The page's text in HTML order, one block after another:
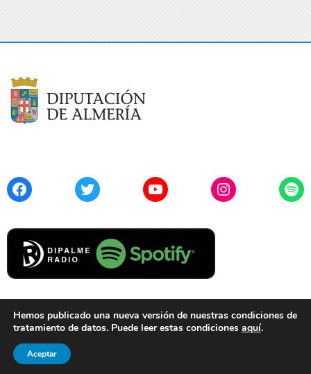
FacebookTwitter YouTubeInstagram
Cookies
© 2021 Diputación de Almería. Todos los derechos reservados.
Hemos publicado una nueva versión de nuestras condiciones de
tratamiento de datos. Puede leer estas condiciones aquí.
Aceptar